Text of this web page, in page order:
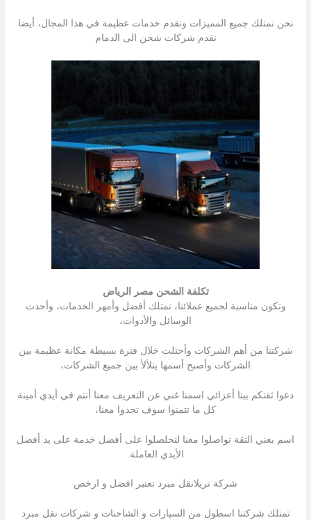
نحن نمتلك جميع المميزات ونقدم خدمات عظيمة في هذا المجال، أيضا
نقدم شركات شحن الى الدمام
تكلفة الشحن مصر الرياض
وتكون مناسبة لجميع عملائنا، نمتلك أفضل وأمهر الخدمات، وأحدث
الوسائل والأدوات،
شركتنا من أهم الشركات وأحتلت خلال فترة بسيطة مكانة عظيمة بين
الشركات وأصبح أسمها يتلألأ بين جميع الشركات،
دعوا ثقتكم ببنا أعزائي اسمنا غني عن التعريف معنا أنتم في أيدي أمينة
كل ما تتمنوا سوف تجدوا معنا،
اسم يعني الثقة تواصلوا معنا لتحلصلوا على أفضل خدمة على يد أفضل
الأيدي العاملة.
شركة تريلانقل مبرد تعتبر افضل و ارخص
تمتلك شركتنا اسطول من السیارات و الشاحنات و شركات نقل مبرد